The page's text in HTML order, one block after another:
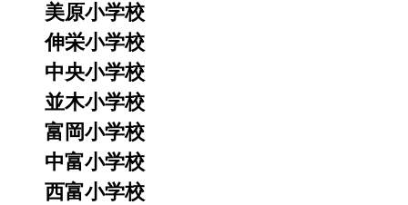
美原小学校
伸栄小学校
中央小学校
並木小学校
富岡小学校
中富小学校
西富小学校